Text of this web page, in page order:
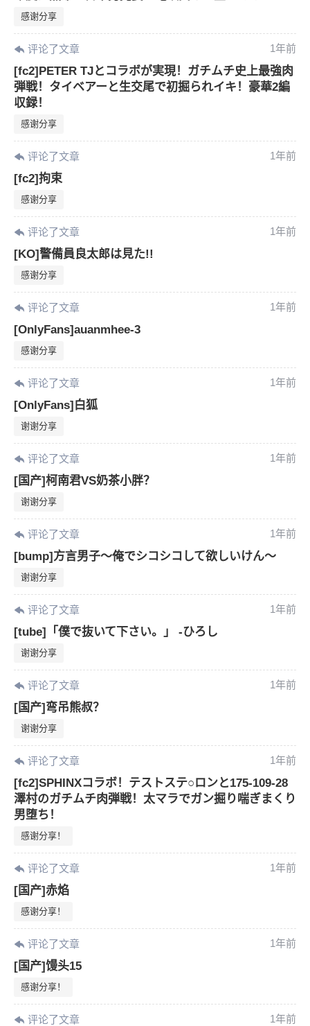
感谢分享
评论了文章 1年前
[fc2]PETER TJとコラボが実現！ガチムチ史上最強肉
弾戦！タイベアーと生交尾で初掘られイキ！豪華2編
収録！
感谢分享
评论了文章 1年前
[fc2]拘束
感谢分享
评论了文章 1年前
[KO]警備員良太郎は見た!!
感谢分享
评论了文章 1年前
[OnlyFans]auanmhee-3
感谢分享
评论了文章 1年前
[OnlyFans]白狐
谢谢分享
评论了文章 1年前
[国产]柯南君VS奶茶小胖？
谢谢分享
评论了文章 1年前
[bump]方言男子～俺でシコシコして欲しいけん～
谢谢分享
评论了文章 1年前
[tube]「僕で抜いて下さい。」 -ひろし
谢谢分享
评论了文章 1年前
[国产]弯吊熊叔？
谢谢分享
评论了文章 1年前
[fc2]SPHINXコラボ！テストステ○ロンと175-109-28
澤村のガチムチ肉弾戦！太マラでガン掘り喘ぎまくり
男堕ち！
感谢分享！
评论了文章 1年前
[国产]赤焰
感谢分享！
评论了文章 1年前
[国产]馒头15
感谢分享！
评论了文章 1年前
限。